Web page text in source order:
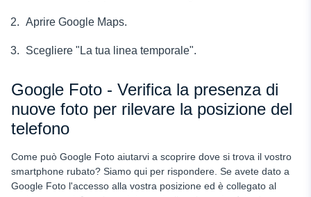
Aprire Google Maps.
Scegliere "La tua linea temporale".
Google Foto - Verifica la presenza di
nuove foto per rilevare la posizione del
telefono
Come può Google Foto aiutarvi a scoprire dove si trova il vostro
smartphone rubato? Siamo qui per rispondere. Se avete dato a
Google Foto l'accesso alla vostra posizione ed è collegato al